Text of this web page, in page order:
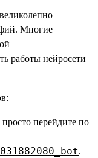
Многие
работы нейросети
перейдите по
.